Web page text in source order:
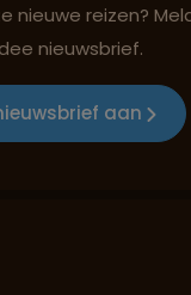
oog voor mens,
nieuwe reizen?
nieuwsbrief.
aan